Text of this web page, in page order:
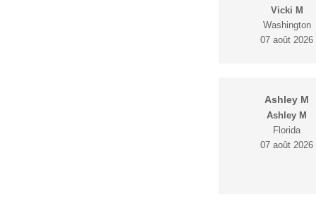
Vicki M
Washington
07 août 2026
Ashley M
Ashley M
Florida
07 août 2026